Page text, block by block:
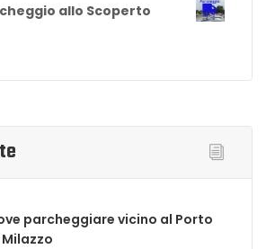
allo Scoperto
parcheggiare vicino al Porto